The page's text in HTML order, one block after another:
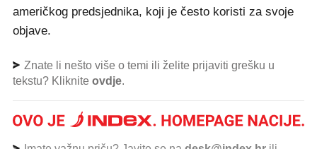
američkog predsjednika, koji je često koristi za svoje
objave.
Znate li nešto više o temi ili želite prijaviti grešku u
tekstu? Kliknite ovdje.